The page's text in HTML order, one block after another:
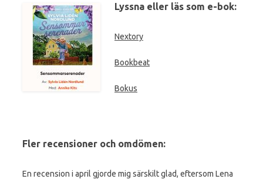
Lyssna eller läs som e-bok:
Nextory
Bookbeat
Bokus
Fler recensioner och omdömen:
En recension i april gjorde mig särskilt glad, eftersom Lena